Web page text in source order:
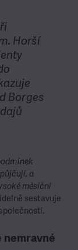
Horší
Borges
a
měsíční
sestavuje
nemravné